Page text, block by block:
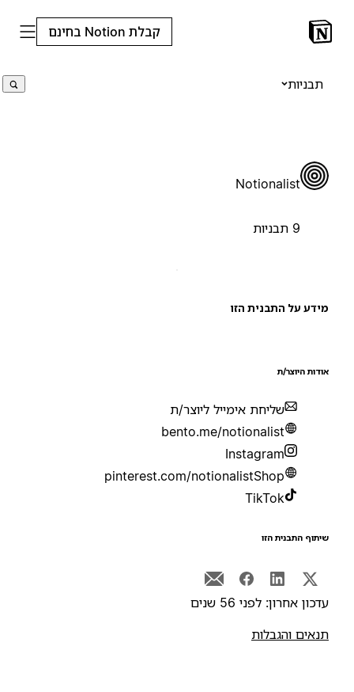
קבלת Notion בחינם
תבניות
Notionalist
על התבנית הזו
היוצר/ת
שליחת אימייל ליוצר/ת
bento.me/notionalist
Instagram
pinterest.com/notionalistShop
TikTok
התבנית הזו
אחרון: לפני 56 שנים
והגבלות